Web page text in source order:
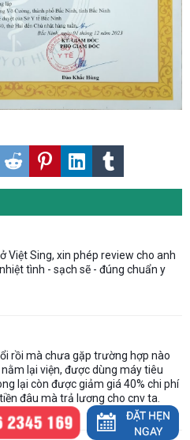
Việt Sing, xin phép review cho anh
tình - sạch sẽ - đúng chuẩn y
rồi mà chưa gặp trường hợp nào
lại viện, được dùng máy tiêu
lại còn được giảm giá 40% chi phí
đâu mà trả lương cho cnv ta.